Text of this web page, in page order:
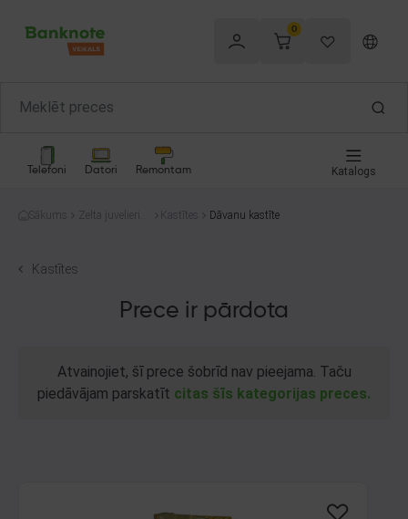
0
Telefoni Datori Remontam Katalogs
Sākums
Zelta juvelierizs
Kastītes Dāvanu kastīte
Kastītes
Prece ir pārdota
Atvainojiet, šī prece šobrīd nav pieejama. Taču
piedāvājam parskatīt citas šīs kategorijas preces.